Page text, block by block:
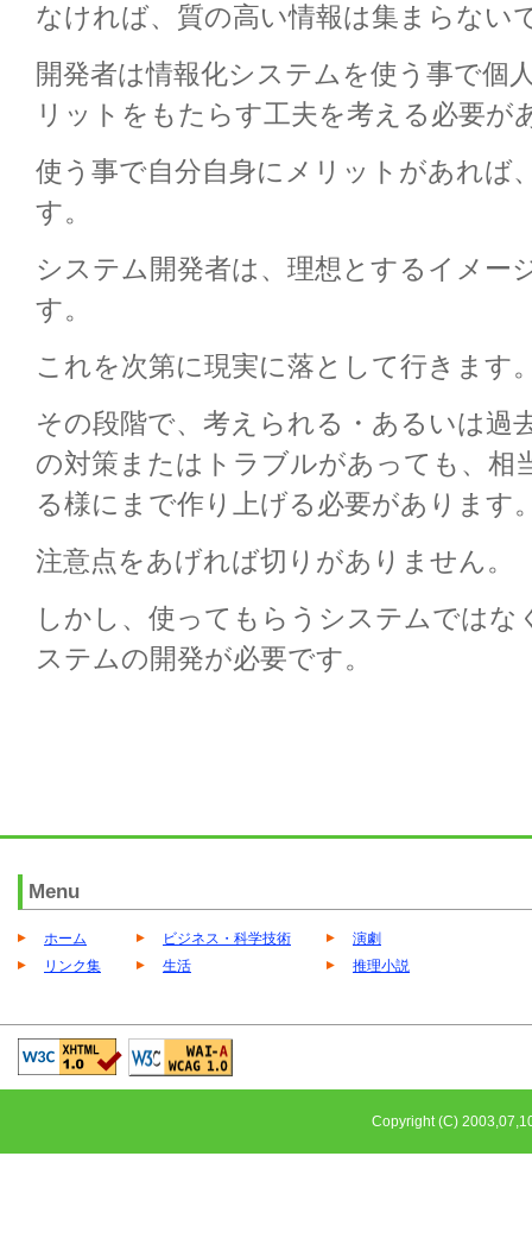
なければ、質の高い情報は集まらない
開発者は情報化システムを使う事で個
リットをもたらす工夫を考える必要が
使う事で自分自身にメリットがあれば
す。
システム開発者は、理想とするイメー
す。
これを次第に現実に落として行きます
その段階で、考えられる・あるいは過
の対策またはトラブルがあっても、相
る様にまで作り上げる必要があります
注意点をあげれば切りがありません。
しかし、使ってもらうシステムではな
ステムの開発が必要です。
Menu
ホーム
リンク集
ビジネス・科学技術
生活
演劇
推理小説
Copyright (C)